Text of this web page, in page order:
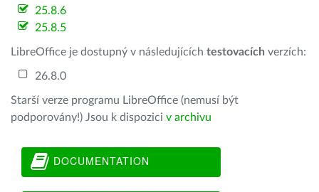
25.8.6
25.8.5
LibreOffice je dostupný v následujících testovacích verzích:
26.8.0
Starší verze programu LibreOffice (nemusí být
podporovány!) Jsou k dispozici v archivu
DOCUMENTATION